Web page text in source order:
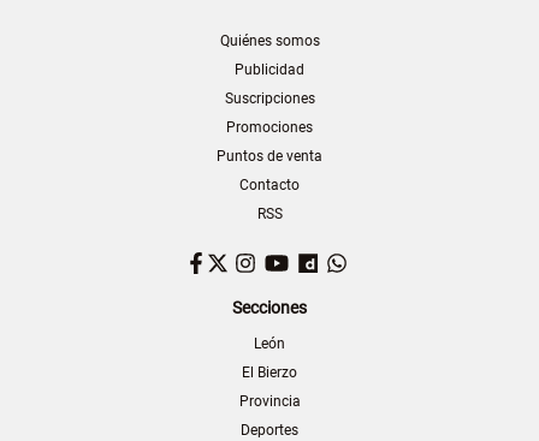
Quiénes somos
Publicidad
Suscripciones
Promociones
Puntos de venta
Contacto
RSS
Facebook
TwitterInstagram
YouTubeDailymotion
Secciones
León
El Bierzo
Provincia
Deportes